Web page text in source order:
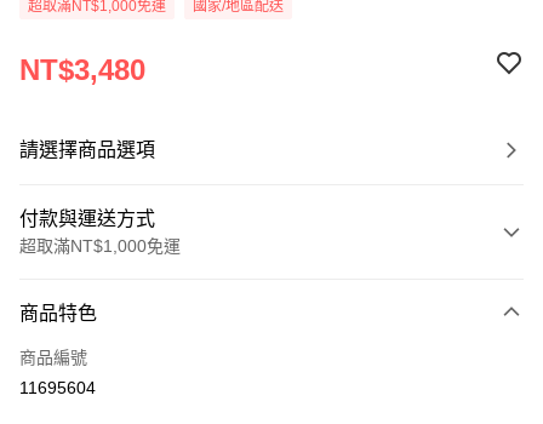
超取滿NT$1,000免運 國家/地區配送
NT$3,480
請選擇商品選項
付款與運送方式
超取滿NT$1,000免運
信用卡一次付款
LINE Pay
商品特色
商品編號
11695604